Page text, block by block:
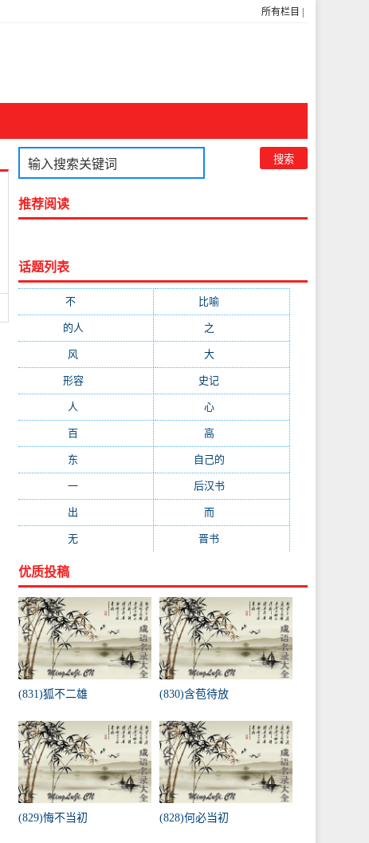
所有栏目
推荐阅读
话题列表
不(1048) 比喻
的人 之
风 大(292)
形容(281) 史记
人 心(200)
百 高(190)
东 自己的
一 后汉书(177)
出 而(164)
无 晋书
优质投稿
(831)狐不二雄 (830)含苞待放
(829)悔不当初 (828)何必当初